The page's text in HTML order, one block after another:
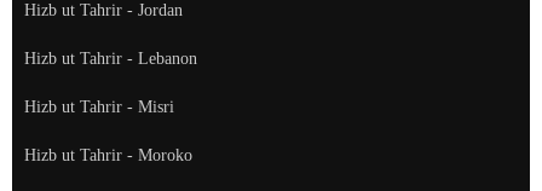
Hizb ut Tahrir - Jordan
Hizb ut Tahrir - Lebanon
Hizb ut Tahrir - Misri
Hizb ut Tahrir - Moroko